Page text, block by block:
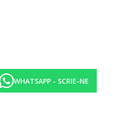
WHATSAPP - SCRIE-NE